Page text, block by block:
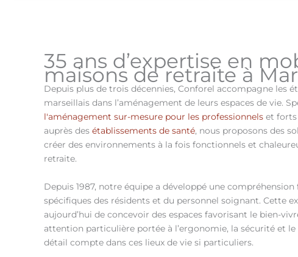
35 ans d’expertise en
maisons de retraite à
Depuis plus de trois décennies, Conforel accompagne les
marseillais dans l’aménagement de leurs espaces de vie.
l'aménagement sur-mesure pour les professionnels et forts
auprès des établissements de santé, nous proposons des
créer des environnements à la fois fonctionnels et
retraite.
Depuis 1987, notre équipe a développé une compréhension
spécifiques des résidents et du personnel soignant. Cette
aujourd’hui de concevoir des espaces favorisant le bien-
attention particulière portée à l’ergonomie, la sécurité et
détail compte dans ces lieux de vie si particuliers.